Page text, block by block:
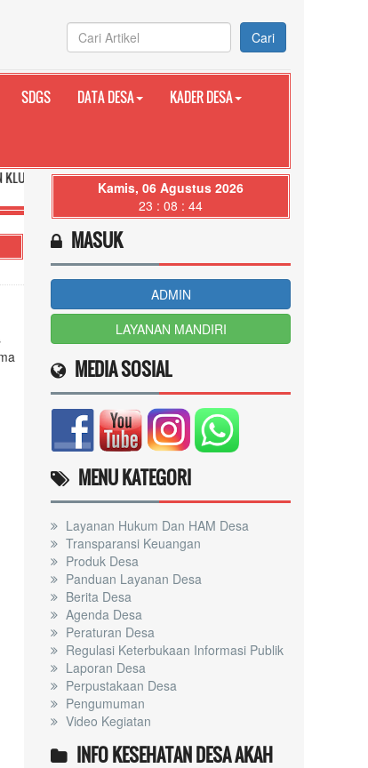
Cari
SDGS DATA DESA KADER DESA
BALI
Kamis, 06 Agustus 2026
23 : 08 : 45
MASUK
ADMIN
LAYANAN MANDIRI
MEDIA SOSIAL
MENU KATEGORI
Layanan Hukum Dan HAM Desa
Transparansi Keuangan
Produk Desa
Panduan Layanan Desa
Berita Desa
Agenda Desa
Peraturan Desa
Regulasi Keterbukaan Informasi Publik
Laporan Desa
Perpustakaan Desa
Pengumuman
Video Kegiatan
INFO KESEHATAN DESA AKAH